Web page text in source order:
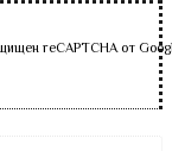
reCAPTCHA от